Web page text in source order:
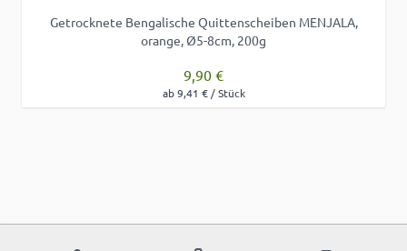
Getrocknete Bengalische Quittenscheiben MENJALA,
orange, Ø5-8cm, 200g
9,90 €
ab 9,41 € / Stück